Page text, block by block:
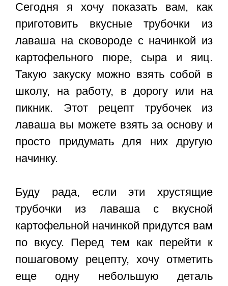
Сегодня я хочу показать вам, как
приготовить вкусные трубочки из
лаваша на сковороде с начинкой из
картофельного пюре, сыра и яиц.
Такую закуску можно взять собой в
школу, на работу, в дорогу или на
пикник. Этот рецепт трубочек из
лаваша вы можете взять за основу и
просто придумать для них другую
начинку.
Буду рада, если эти хрустящие
трубочки из лаваша с вкусной
картофельной начинкой придутся вам
по вкусу. Перед тем как перейти к
пошаговому рецепту, хочу отметить
еще одну небольшую деталь